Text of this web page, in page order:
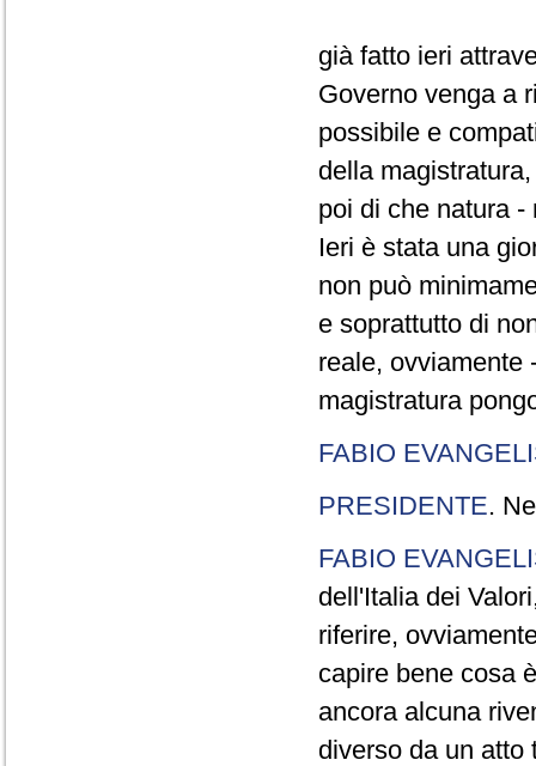
già fatto ieri
Governo venga a
possibile e
della
poi di che natura
Ieri è stata una
non può
e soprattutto di
reale, ovviamente
magistratura
FABIO
PRESIDENTE.
FABIO
dell'Italia dei
riferire,
capire bene cosa
ancora alcuna
diverso da un atto